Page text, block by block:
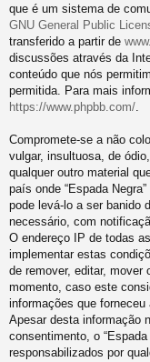
que é um sistema de
GNU General Public
transferido a partir de
discussões através da
conteúdo que nós
permitida. Para mais
https://www.phpbb.com/
Compromete-se a não
vulgar, insultuosa, de
qualquer outro material
país onde “Espada
pode levá-lo a ser banido
necessário, com
O endereço IP de todas
implementar estas
de remover, editar, mover
momento, caso este
informações que forneceu
Apesar desta informação
consentimento, o
responsabilizados por